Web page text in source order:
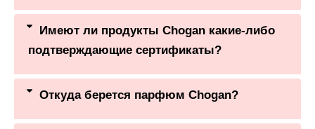
Имеют ли продукты Chogan какие-либо
подтверждающие сертификаты?
Откуда берется парфюм Chogan?